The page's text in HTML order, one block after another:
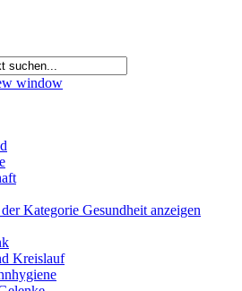
window
Kategorie Gesundheit anzeigen
Kreislauf